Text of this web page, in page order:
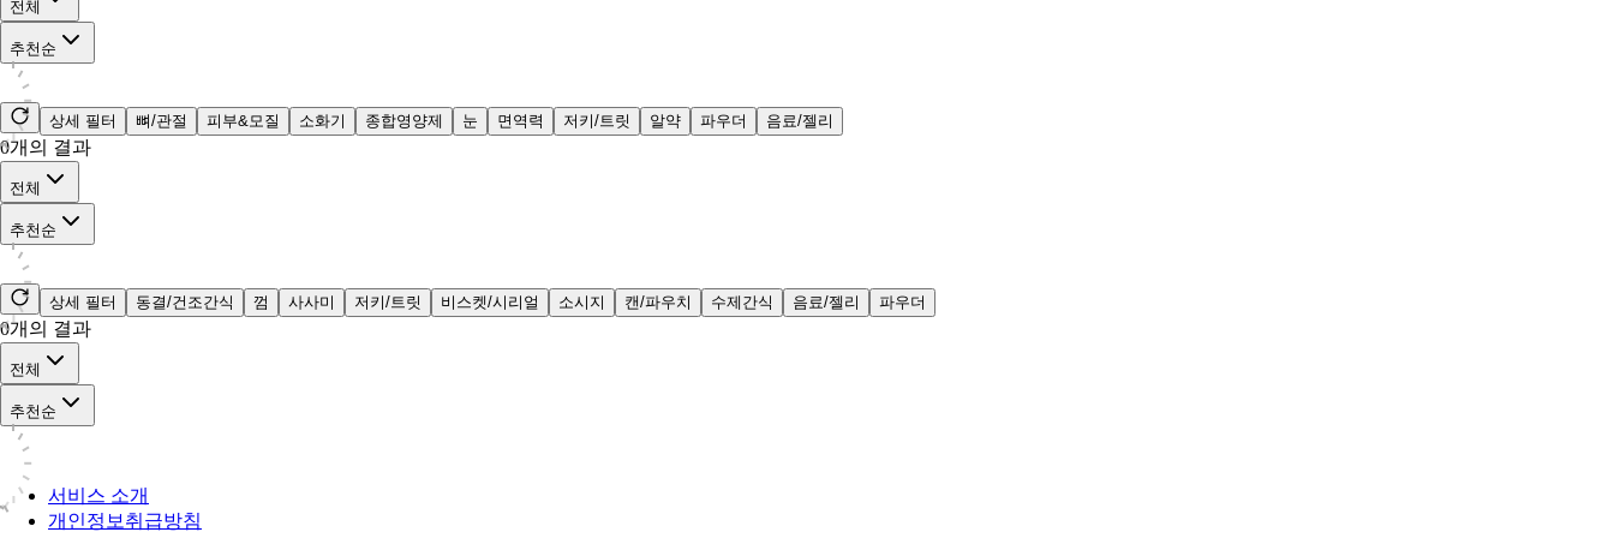
전체
추천순
상세 필터 뼈/관절 피부&모질 소화기 종합영양제 눈 면역력 저키/트릿 알약 파우더 음료/젤리
0개의 결과
전체
추천순
상세 필터 동결/건조간식 껌 사사미 저키/트릿 비스켓/시리얼 소시지 캔/파우치 수제간식 음료/젤리 파우더
0개의 결과
전체
추천순
서비스 소개
개인정보취급방침